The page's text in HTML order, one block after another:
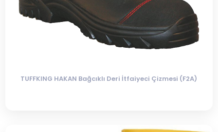
TUFFKING HAKAN Bağcıklı Deri İtfaiyeci Çizmesi (F2A)